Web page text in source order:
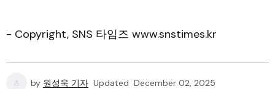
- Copyright, SNS 타임즈 www.snstimes.kr
by 원성욱 기자 Updated December 02, 2025